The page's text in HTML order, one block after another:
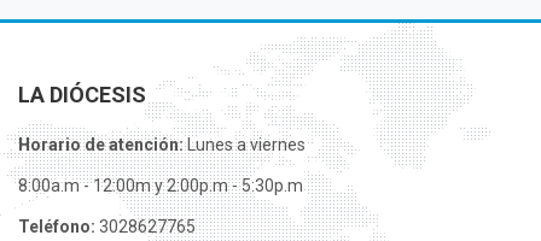
LA DIÓCESIS
Horario de atención:Lunes a viernes
8:00a.m - 12:00m y 2:00p.m - 5:30p.m
Teléfono: 3028627765